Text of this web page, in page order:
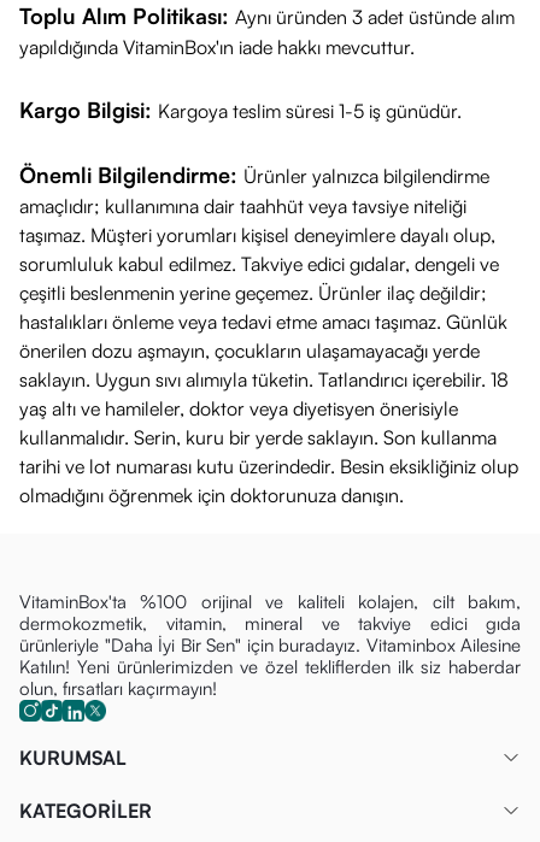
Toplu Alım Politikası: Aynı üründen 3 adet üstünde alım
yapıldığında VitaminBox'ın iade hakkı mevcuttur.
Kargo Bilgisi: Kargoya teslim süresi 1-5 iş günüdür.
Önemli Bilgilendirme: Ürünler yalnızca bilgilendirme
amaçlıdır; kullanımına dair taahhüt veya tavsiye niteliği
taşımaz. Müşteri yorumları kişisel deneyimlere dayalı olup,
sorumluluk kabul edilmez. Takviye edici gıdalar, dengeli ve
çeşitli beslenmenin yerine geçemez. Ürünler ilaç değildir;
hastalıkları önleme veya tedavi etme amacı taşımaz. Günlük
önerilen dozu aşmayın, çocukların ulaşamayacağı yerde
saklayın. Uygun sıvı alımıyla tüketin. Tatlandırıcı içerebilir. 18
yaş altı ve hamileler, doktor veya diyetisyen önerisiyle
kullanmalıdır. Serin, kuru bir yerde saklayın. Son kullanma
tarihi ve lot numarası kutu üzerindedir. Besin eksikliğiniz olup
olmadığını öğrenmek için doktorunuza danışın.
VitaminBox'ta %100 orijinal ve kaliteli kolajen, cilt bakım,
dermokozmetik, vitamin, mineral ve takviye edici gıda
ürünleriyle "Daha İyi Bir Sen" için buradayız. Vitaminbox Ailesine
Katılın! Yeni ürünlerimizden ve özel tekliflerden ilk siz haberdar
olun, fırsatları kaçırmayın!
KURUMSAL
KATEGORİLER